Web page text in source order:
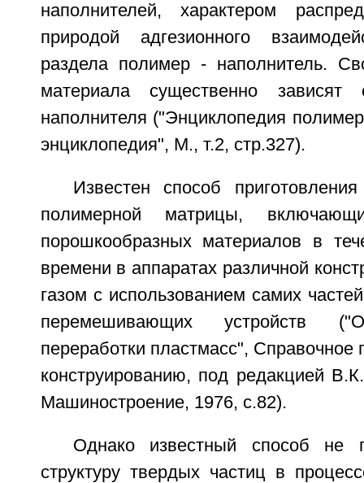
наполнителей, характером
природой адгезионного
раздела полимер - наполнитель.
материала существенно
наполнителя ("Энциклопедия
энциклопедия", М., т.2, стр.327).
Известен способ
полимерной матрицы,
порошкообразных материалов в
времени в аппаратах различной
газом с использованием самих
перемешивающих устройств
переработки пластмасс", Справочное
конструированию, под редакцией
Машиностроение, 1976, с.82).
Однако известный способ не
структуру твердых частиц в